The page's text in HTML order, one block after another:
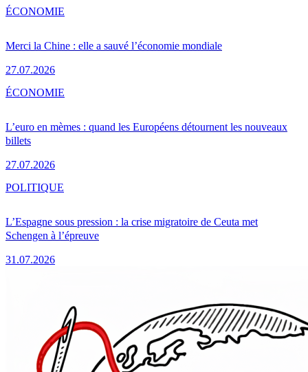
Merci la Chine : elle a sauvé l’économie mondiale
27.07.2026
ÉCONOMIE
L’euro en mèmes : quand les Européens détournent les nouveaux
billets
27.07.2026
ÉCONOMIE
L’Espagne sous pression : la crise migratoire de Ceuta met
Schengen à l’épreuve
31.07.2026
POLITIQUE